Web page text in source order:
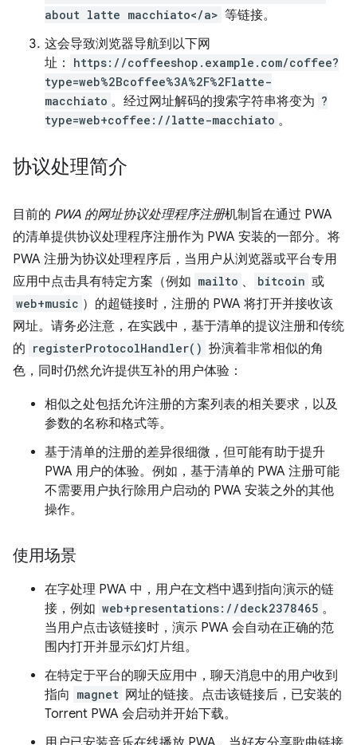
about latte macchiato</a> 等链接。
这会导致浏览器导航到以下网
址：
https://coffeeshop.example.com/coffee?
type=web%2Bcoffee%3A%2F%2Flatte-
macchiato 。经过网址解码的搜索字符串将变为 ?
type=web+coffee://latte-macchiato 。
协议处理简介
目前的 PWA 的网址协议处理程序注册机制旨在通过 PWA
的清单提供协议处理程序注册作为 PWA 安装的一部分。将
PWA 注册为协议处理程序后，当用户从浏览器或平台专用
应用中点击具有特定方案（例如 mailto 、 bitcoin 或
web+music ）的超链接时，注册的 PWA 将打开并接收该
网址。请务必注意，在实践中，基于清单的提议注册和传统
的 registerProtocolHandler() 扮演着非常相似的角
色，同时仍然允许提供互补的用户体验：
相似之处包括允许注册的方案列表的相关要求，以及
参数的名称和格式等。
基于清单的注册的差异很细微，但可能有助于提升
PWA 用户的体验。例如，基于清单的 PWA 注册可能
不需要用户执行除用户启动的 PWA 安装之外的其他
操作。
使用场景
在字处理 PWA 中，用户在文档中遇到指向演示的链
接，例如 web+presentations://deck2378465 。
当用户点击该链接时，演示 PWA 会自动在正确的范
围内打开并显示幻灯片组。
在特定于平台的聊天应用中，聊天消息中的用户收到
指向 magnet 网址的链接。点击该链接后，已安装的
Torrent PWA 会启动并开始下载。